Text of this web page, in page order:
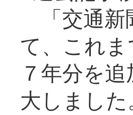
「交通新
て、これ
７年分を
大し